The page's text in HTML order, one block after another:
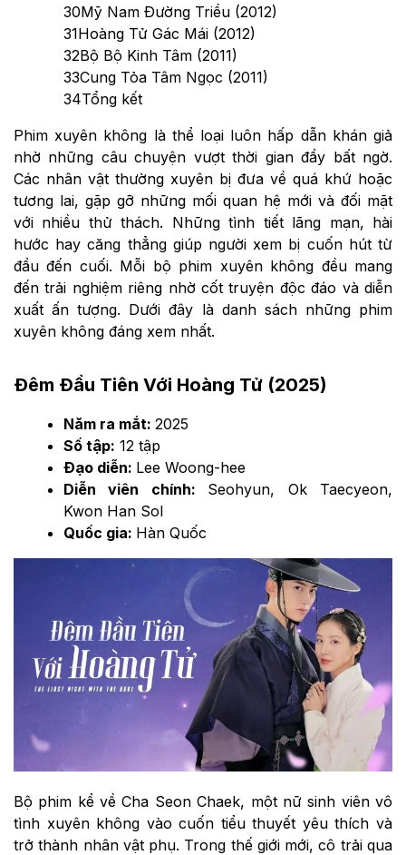
30Mỹ Nam Đường Triều (2012)
31Hoàng Tử Gác Mái (2012)
32Bộ Bộ Kinh Tâm (2011)
33Cung Tỏa Tâm Ngọc (2011)
34Tổng kết
Phim xuyên không là thể loại luôn hấp dẫn khán giả
nhờ những câu chuyện vượt thời gian đầy bất ngờ.
Các nhân vật thường xuyên bị đưa về quá khứ hoặc
tương lai, gặp gỡ những mối quan hệ mới và đối mặt
với nhiều thử thách. Những tình tiết lãng mạn, hài
hước hay căng thẳng giúp người xem bị cuốn hút từ
đầu đến cuối. Mỗi bộ phim xuyên không đều mang
đến trải nghiệm riêng nhờ cốt truyện độc đáo và diễn
xuất ấn tượng. Dưới đây là danh sách những phim
xuyên không đáng xem nhất.
Đêm Đầu Tiên Với Hoàng Tử (2025)
Năm ra mắt: 2025
Số tập: 12 tập
Đạo diễn: Lee Woong-hee
Diễn viên chính: Seohyun, Ok Taecyeon,
Kwon Han Sol
Quốc gia: Hàn Quốc
Bộ phim kể về Cha Seon Chaek, một nữ sinh viên vô
tình xuyên không vào cuốn tiểu thuyết yêu thích và
trở thành nhân vật phụ. Trong thế giới mới, cô trải qua